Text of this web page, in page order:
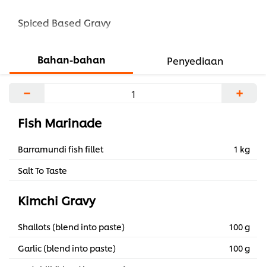
Spiced Based Gravy
Bahan-bahan Penyediaan
− +
Fish Marinade
Barramundi fish fillet
1 kg
Salt To Taste
Kimchi Gravy
Shallots (blend into paste)
100 g
Garlic (blend into paste)
100 g